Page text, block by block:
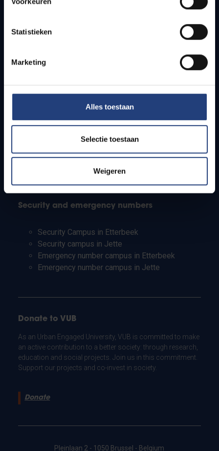
Statistieken
Marketing
Alles toestaan
Selectie toestaan
Weigeren
How to get to the VUB campuses
Students
PhD students
Teachers and secondary schools
Working students
Security and emergency numbers
Security Campus in Etterbeek
Security campus in Jette
Emergency number campus in Etterbeek
Emergency number campus in Jette
Donate to VUB
As an Urban Engaged University, VUB is committed to make
an active contribution to a better society: through research,
education and social projects. Join us in this commitment.
Support our projects and co-invest in society.
Donate
Pleinlaan 2 - 1050 Brussel - Belgium